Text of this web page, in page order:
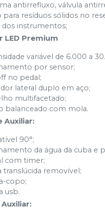
antirrefluxo, válvula
para resíduos sólidos no
dos instrumentos;
LED Premium
variável de 6.000 a
por sensor;
no pedal;
lateral duplo em aço;
multifacetado;
balanceado com mola.
Auxiliar:
90°;
da água da cuba e
com timer;
translúcida removível;
copo;
usb.